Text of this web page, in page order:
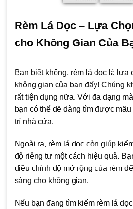
Rèm Lá Dọc – Lựa
cho Không Gian Của
Bạn biết không, rèm lá dọc là lựa
không gian của bạn đấy! Chúng
rất tiện dụng nữa. Với đa dạng
bạn có thể dễ dàng tìm được
trí nhà cửa.
Ngoài ra, rèm lá dọc còn giúp
độ riêng tư một cách hiệu quả.
điều chỉnh độ mở rộng của rèm
sáng cho không gian.
Nếu bạn đang tìm kiếm rèm lá